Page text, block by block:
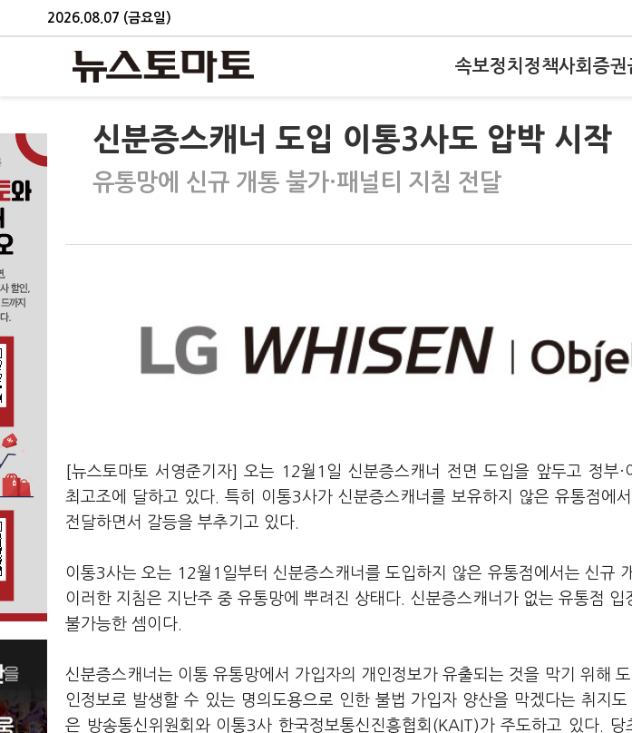
2026.08.07 (금요일)
속보정치 정책사회 증권
신분증스캐너 도입 이통3사도 압박 시작
유통망에 신규 개통 불가·패널티 지침 전달
[뉴스토마토 서영준기자] 오는 12월1일 신분증스캐너 전면 도입을 앞두고 정부·
최고조에 달하고 있다. 특히 이통3사가 신분증스캐너를 보유하지 않은 유통점에
전달하면서 갈등을 부추기고 있다.
이통3사는 오는 12월1일부터 신분증스캐너를 도입하지 않은 유통점에서는 신규
이러한 지침은 지난주 중 유통망에 뿌려진 상태다. 신분증스캐너가 없는 유통점 입
불가능한 셈이다.
신분증스캐너는 이통 유통망에서 가입자의 개인정보가 유출되는 것을 막기 위해
인정보로 발생할 수 있는 명의도용으로 인한 불법 가입자 양산을 막겠다는 취지
은 방송통신위원회와 이통3사 한국정보통신진흥협회(KAIT)가 주도하고 있다.